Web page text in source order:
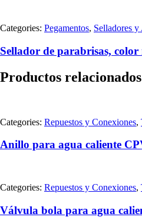
Categories: Pegamentos, Selladores
Sellador de parabrisas, color
Productos relacionados
Categories: Repuestos y Conexiones,
Anillo para agua caliente
Categories: Repuestos y Conexiones,
Válvula bola para agua